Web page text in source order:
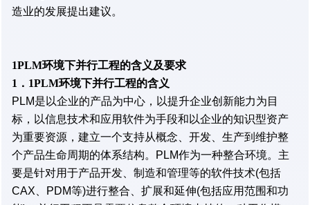
造业的发展提出建议。
1PLM环境下并行工程的含义及要求
1．1PLM环境下并行工程的含义
PLM是以企业的产品为中心，以提升企业创新能力为目
标，以信息技术和应用软件为手段和以企业的知识型资产
为重要资源，建立一个支持从概念、开发、生产到维护整
个产品生命周期的体系结构。PLM作为一种整合环境。主
要是针对用于产品开发、制造和管理等的软件技术(包括
CAX、PDM等)进行整合、扩展和延伸(包括应用范围和功